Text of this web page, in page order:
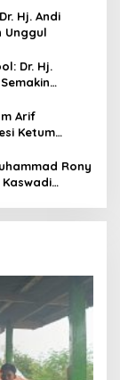
Hj. Andi
Unggul
Dr. Hj.
Arif
Ketum
Rony
Kaswadi